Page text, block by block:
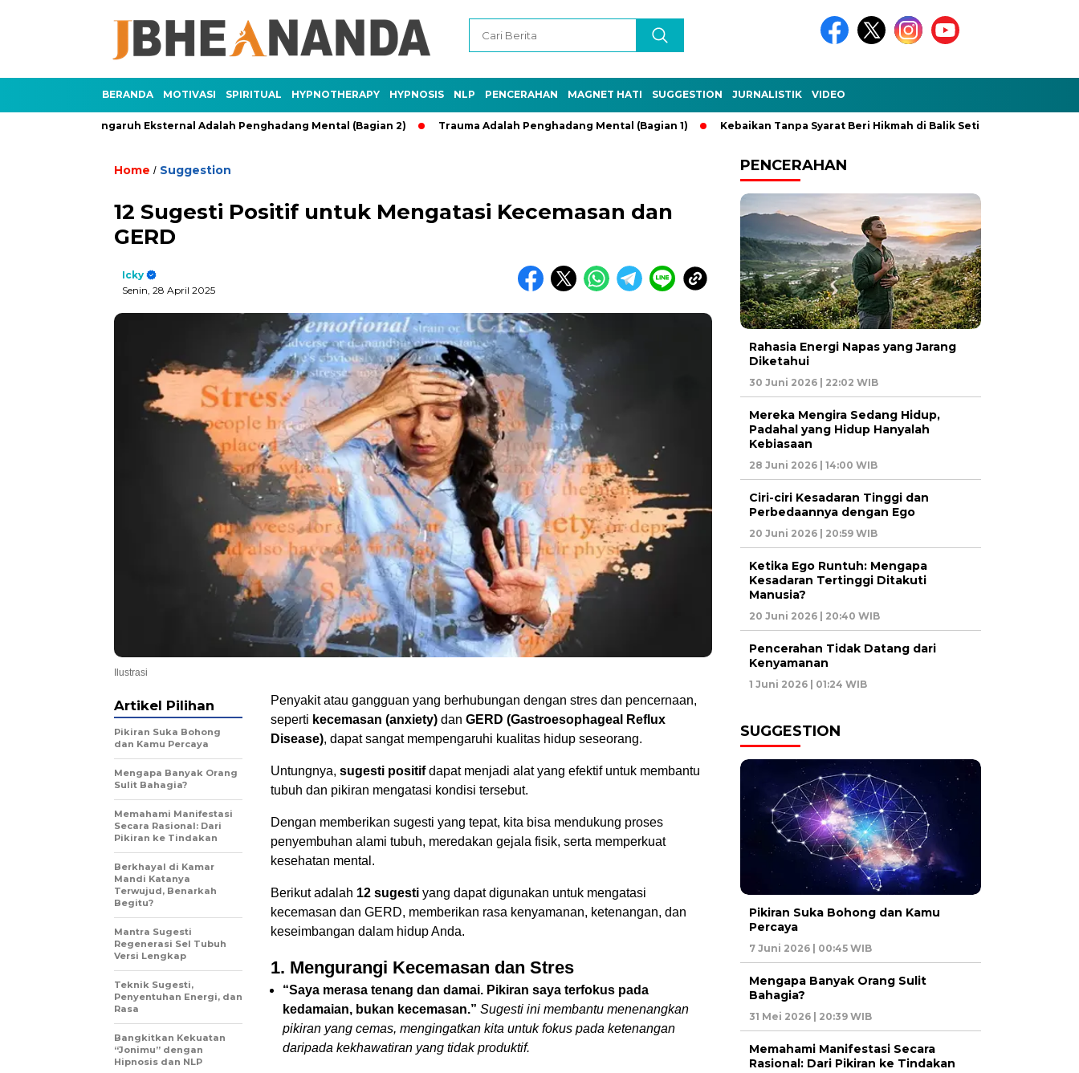
BERANDA MOTIVASI SPIRITUAL HYPNOTHERAPY HYPNOSIS NLP PENCERAHAN MAGNET HATI SUGGESTION JURNALISTIK VIDEO
Pengaruh Eksternal Adalah Penghadang Mental (Bagian 2) Trauma Adalah Penghadang Mental (Bagian 1) Kebaikan Tanpa Syarat Beri Hikmah di Balik Setiap Kejadian
Home / Suggestion
12 Sugesti Positif untuk Mengatasi Kecemasan dan
GERD
Icky
Senin, 28 April 2025
Ilustrasi
Penyakit atau gangguan yang berhubungan dengan stres dan pencernaan,
seperti kecemasan (anxiety) dan GERD (Gastroesophageal Reflux
Disease), dapat sangat mempengaruhi kualitas hidup seseorang.
Untungnya, sugesti positifdapat menjadi alat yang efektif untuk membantu
tubuh dan pikiran mengatasi kondisi tersebut.
Dengan memberikan sugesti yang tepat, kita bisa mendukung proses
penyembuhan alami tubuh, meredakan gejala fisik, serta memperkuat
kesehatan mental.
Berikut adalah 12 sugesti yang dapat digunakan untuk mengatasi
kecemasan dan GERD, memberikan rasa kenyamanan, ketenangan, dan
keseimbangan dalam hidup Anda.
1. Mengurangi Kecemasan dan Stres
“Saya merasa tenang dan damai. Pikiran saya terfokus pada
kedamaian, bukan kecemasan.” Sugesti ini membantu menenangkan
pikiran yang cemas, mengingatkan kita untuk fokus pada ketenangan
daripada kekhawatiran yang tidak produktif.
Artikel Pilihan
Pikiran Suka Bohong
dan Kamu Percaya
Mengapa Banyak Orang
Sulit Bahagia?
Memahami Manifestasi
Secara Rasional: Dari
Pikiran ke Tindakan
Berkhayal di Kamar
Mandi Katanya
Terwujud, Benarkah
Begitu?
Mantra Sugesti
Regenerasi Sel Tubuh
Versi Lengkap
Teknik Sugesti,
Penyentuhan Energi, dan
Rasa
Bangkitkan Kekuatan
“Jonimu” dengan
Hipnosis dan NLP
PENCERAHAN
Rahasia Energi Napas yang Jarang
Diketahui
30 Juni 2026 | 22:02 WIB
Mereka Mengira Sedang Hidup,
Padahal yang Hidup Hanyalah
Kebiasaan
28 Juni 2026 | 14:00 WIB
Ciri-ciri Kesadaran Tinggi dan
Perbedaannya dengan Ego
20 Juni 2026 | 20:59 WIB
Ketika Ego Runtuh: Mengapa
Kesadaran Tertinggi Ditakuti
Manusia?
20 Juni 2026 | 20:40 WIB
Pencerahan Tidak Datang dari
Kenyamanan
1 Juni 2026 | 01:24 WIB
SUGGESTION
Pikiran Suka Bohong dan Kamu
Percaya
7 Juni 2026 | 00:45 WIB
Mengapa Banyak Orang Sulit
Bahagia?
31 Mei 2026 | 20:39 WIB
Memahami Manifestasi Secara
Rasional: Dari Pikiran ke Tindakan